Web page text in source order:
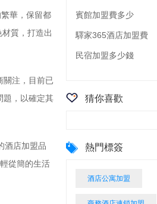
華，保留都
質，打造出
關注，目前已
題，以確定其
酒店加盟品
從簡的生活
賓館加盟費多少
驛家365酒店加盟費
民宿加盟多少錢
猜你喜歡
熱門標簽
酒店公寓加盟